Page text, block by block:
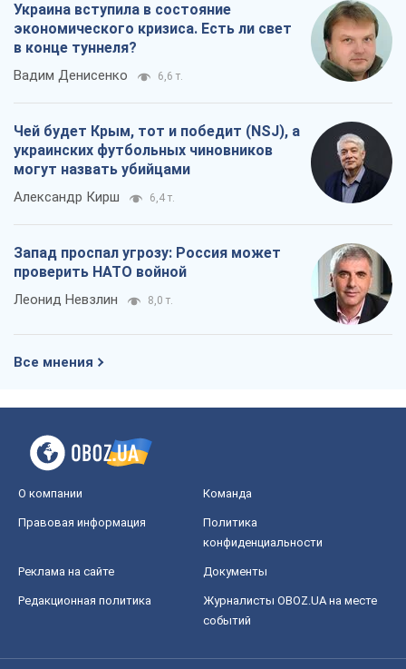
Украина вступила в состояние
экономического кризиса. Есть ли свет
в конце туннеля?
Вадим Денисенко 6,6 т.
Чей будет Крым, тот и победит (NSJ), а
украинских футбольных чиновников
могут назвать убийцами
Александр Кирш 6,4 т.
Запад проспал угрозу: Россия может
проверить НАТО войной
Леонид Невзлин 8,0 т.
Все мнения
О компании Команда
Правовая информация
Политика
конфиденциальности
Реклама на сайте Документы
Редакционная политика
Журналисты OBOZ.UA на месте
событий